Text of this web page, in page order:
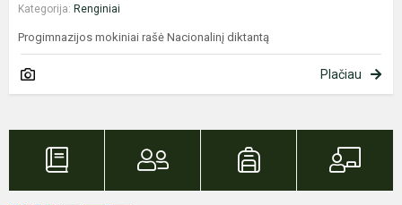
Kategorija: Renginiai
Progimnazijos mokiniai rašė Nacionalinį diktantą
Plačiau